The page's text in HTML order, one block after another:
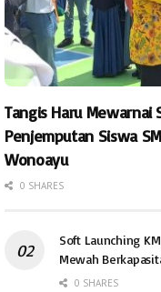
Tangis Haru Mewarnai
Penjemputan Siswa
Wonoayu
0 SHARES
Soft Launching
Mewah
0 SHARES